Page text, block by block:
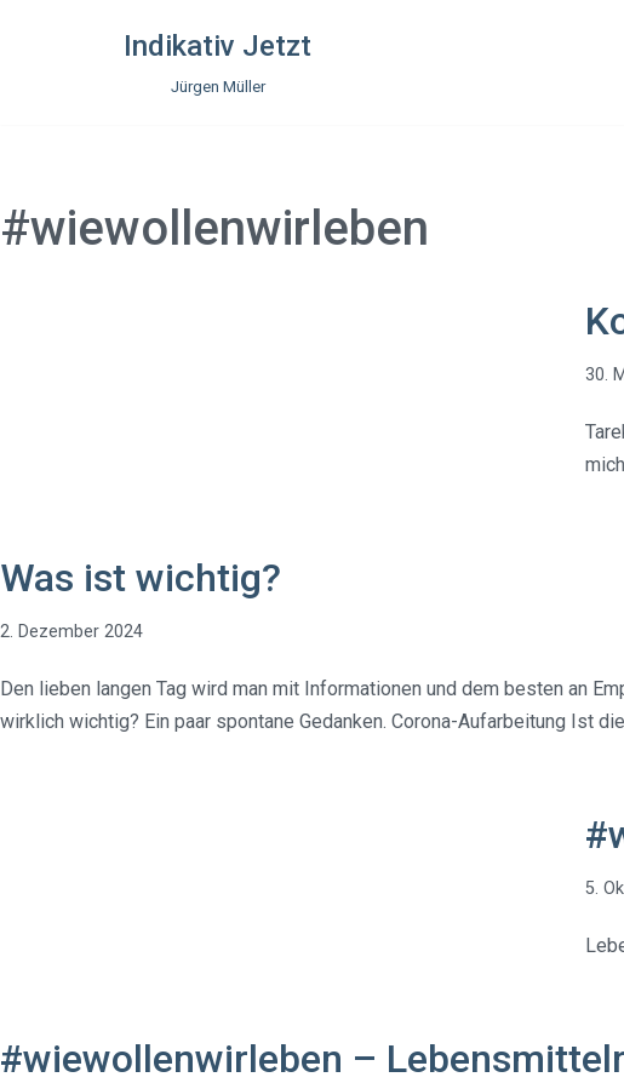
Indikativ Jetzt
Jürgen Müller
#wiewollenwirleben
30.
Was ist wichtig?
2. Dezember 2024
Den lieben langen Tag wird man mit Informationen und dem besten an
wirklich wichtig? Ein paar spontane Gedanken. Corona-Aufarbeitung Ist
5.
#wiewollenwirleben –